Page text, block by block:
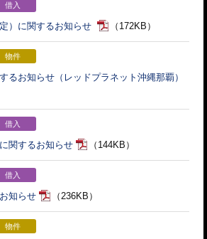
借入
）に関するお知らせ （172KB）
物件
るお知らせ（レッドプラネット沖縄那覇）
借入
関するお知らせ （144KB）
借入
知らせ （236KB）
物件